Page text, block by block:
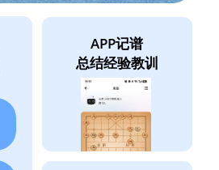
APP记谱
总结经验教训